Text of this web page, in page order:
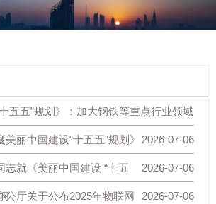
五五”规划》：加大钢铁等重点行业领域
2026-07-06
丽中国建设“十五五”规划》
2026-07-06
志就《美丽中国建设 “十五
2026-07-06
公厅关于公布2025年物联网